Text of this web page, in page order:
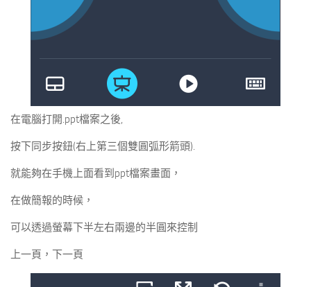
在電腦打開.ppt檔案之後,
按下同步按鈕(右上第三個雙圓弧形箭頭).
就能夠在手機上面看到ppt檔案畫面，
在做簡報的時候，
可以透過螢幕下半左右兩邊的半圓來控制
上一頁，下一頁